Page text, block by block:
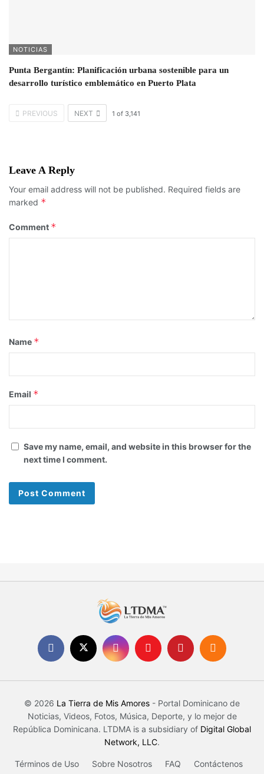
NOTICIAS
Punta Bergantín: Planificación urbana sostenible para un
desarrollo turístico emblemático en Puerto Plata
PREVIOUS NEXT 1 of 3,141
Leave A Reply
Your email address will not be published. Required fields are
marked *
Comment *
Name *
Email *
Save my name, email, and website in this browser for the
next time I comment.
© 2026 La Tierra de Mis Amores - Portal Dominicano de
Noticias, Videos, Fotos, Música, Deporte, y lo mejor de
República Dominicana. LTDMA is a subsidiary of Digital Global
Network, LLC.
Términos de Uso Sobre Nosotros FAQ Contáctenos